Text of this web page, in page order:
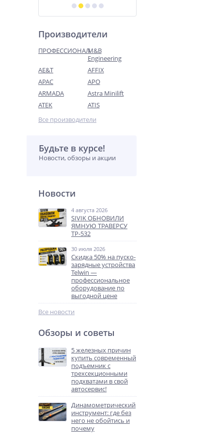
Производители
ПРОФЕССИОНАЛM&B
Engineering
AE&T
AFFIX
APAC
APO
ARMADA
Astra Minilift
ATEK
ATIS
Все производители
Будьте в курсе!
Новости, обзоры и акции
Новости
4 августа 2026
SIVIK ОБНОВИЛИ
ЯМНУЮ ТРАВЕРСУ
ТР-532
30 июля 2026
Скидка 50% на пуско-
зарядные устройства
Telwin —
профессиональное
оборудование по
выгодной цене
Все новости
Обзоры и советы
5 железных причин
купить современный
подъемник с
трехсекционными
подхватами в свой
автосервис!
Динамометрический
инструмент: где без
него не обойтись и
почему